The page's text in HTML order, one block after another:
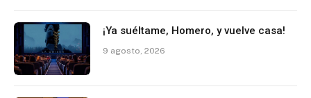
¡Ya suéltame, Homero, y vuelve casa!
9 agosto, 2026